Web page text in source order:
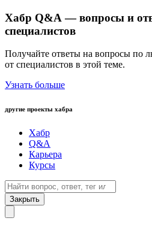
Хабр Q&A — вопросы и
специалистов
Получайте ответы на вопросы по
от специалистов в этой теме.
Узнать больше
другие проекты хабра
Хабр
Q&A
Карьера
Курсы
Закрыть